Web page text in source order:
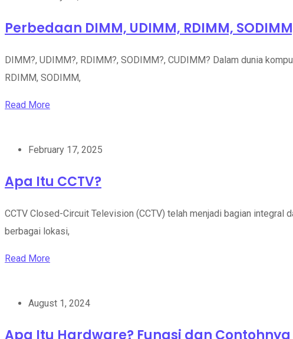
Perbedaan DIMM, UDIMM, RDIMM,
DIMM?, UDIMM?, RDIMM?, SODIMM?, CUDIMM? Dalam dunia
RDIMM, SODIMM,
Read More
February 17, 2025
Apa Itu CCTV?
CCTV Closed-Circuit Television (CCTV) telah menjadi bagian
berbagai lokasi,
Read More
August 1, 2024
Apa Itu Hardware? Fungsi dan Contohnya